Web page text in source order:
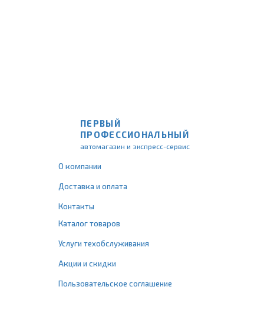
ПЕРВЫЙ
ПРОФЕССИОНАЛЬНЫЙ
автомагазин и экспресс-сервис
О компании
Доставка и оплата
Контакты
Каталог товаров
Услуги техобслуживания
Акции и скидки
Пользовательское соглашение